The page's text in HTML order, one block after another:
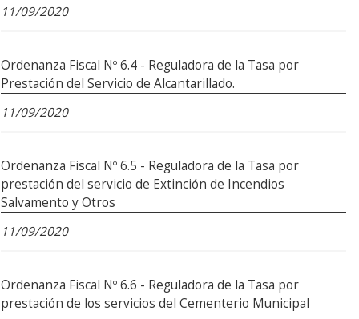
11/09/2020
Ordenanza Fiscal Nº 6.4 - Reguladora de la Tasa por
Prestación del Servicio de Alcantarillado.
11/09/2020
Ordenanza Fiscal Nº 6.5 - Reguladora de la Tasa por
prestación del servicio de Extinción de Incendios
Salvamento y Otros
11/09/2020
Ordenanza Fiscal Nº 6.6 - Reguladora de la Tasa por
prestación de los servicios del Cementerio Municipal